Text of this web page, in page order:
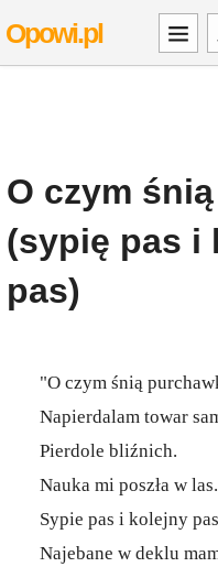
Opowi.pl
O czym
(sypię pas i
pas)
"O czym śnią
Napierdalam towar
Pierdole bliźnich.
Nauka mi poszła w las.
Sypie pas i kolejny
Najebane w deklu